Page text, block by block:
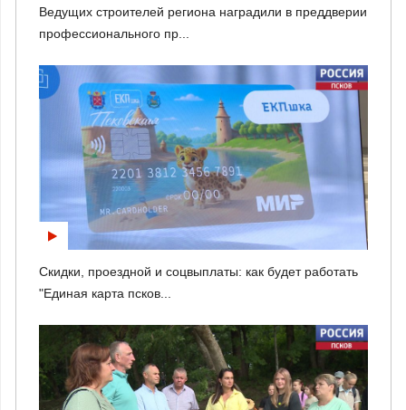
Ведущих строителей региона наградили в преддверии
профессионального пр...
Скидки, проездной и соцвыплаты: как будет работать
"Единая карта псков...